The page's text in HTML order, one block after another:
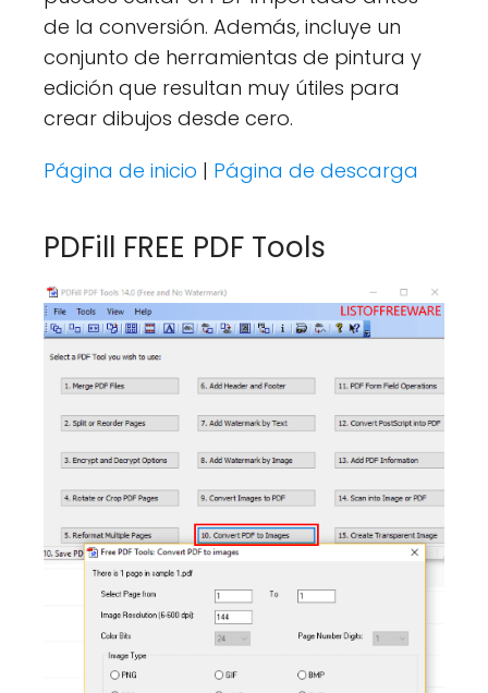
de la conversión. Además, incluye un
conjunto de herramientas de pintura y
edición que resultan muy útiles para
crear dibujos desde cero.
Página de inicio | Página de descarga
PDFill FREE PDF Tools